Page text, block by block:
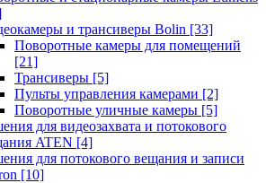
и трансиверы Bolin [33]
Поворотные камеры для помещений
[21]
Трансиверы [5]
Пульты управления камерами [2]
Поворотные уличные камеры [5]
для видеозахвата и потокового
ATEN [4]
для потокового вещания и записи
[10]